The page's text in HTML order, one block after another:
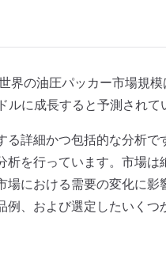
の油圧パッカー市場規
に成長すると予測されて
詳細かつ包括的な分析で
を行っています。市場は
における需要の変化に影
、および選定したいく